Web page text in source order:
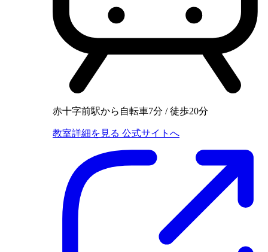
赤十字前駅から自転車7分 / 徒歩20分
教室詳細を見る 公式サイトへ